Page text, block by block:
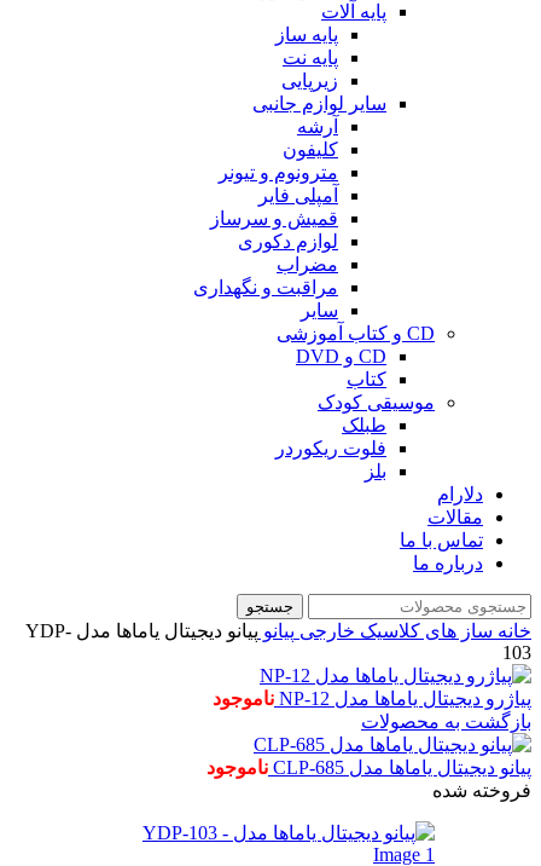
پایه آلات
پایه ساز
پایه نت
زیرپایی
سایر لوازم جانبی
آرشه
کلیفون
مترونوم و تیونر
آمپلی فایر
قمیش و سرساز
لوازم دکوری
مضراب
مراقبت و نگهداری
سایر
CD و کتاب آموزشی
CD و DVD
کتاب
موسیقی کودک
طبلک
فلوت ریکوردر
بلز
دلارام
مقالات
تماس با ما
درباره ما
جستجو
خانه ساز های کلاسیک خارجی پیانو
پیانو دیجیتال یاماها مدل YDP-
103
پیاژرو دیجیتال یاماها مدل NP-12
ناموجود
بازگشت به محصولات
پیانو دیجیتال یاماها مدل CLP-685
ناموجود
فروخته شده